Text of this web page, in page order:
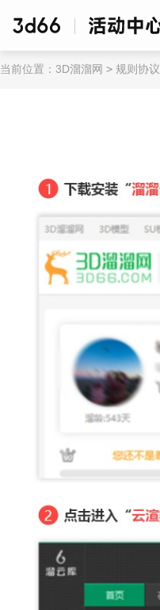
当前位置： 3D溜溜网 > 规则协议